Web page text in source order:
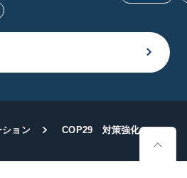
ション COP29 対策強化へ協働を SGIが諸行事